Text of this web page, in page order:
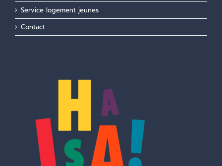
Service logement jeunes
Contact